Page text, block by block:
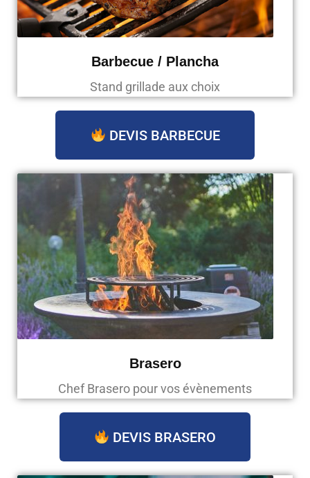
Barbecue / Plancha
Stand grillade aux choix
DEVIS BARBECUE
Brasero
Chef Brasero pour vos évènements
DEVIS BRASERO